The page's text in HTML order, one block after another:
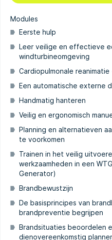
Modules
Eerste hulp
Leer veilige en effectieve
windturbineomgeving
Cardiopulmonale
Een automatische externe
Handmatig hanteren
Veilig en ergonomisch
Planning en alternatieven
te voorkomen
Trainen in het veilig
werkzaamheden in een
Generator)
Brandbewustzijn
De basisprincipes van
brandpreventie begrijpen
Brandsituaties beoordelen
dienovereenkomstig